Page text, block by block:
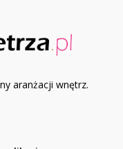
aranżacji wnętrz.